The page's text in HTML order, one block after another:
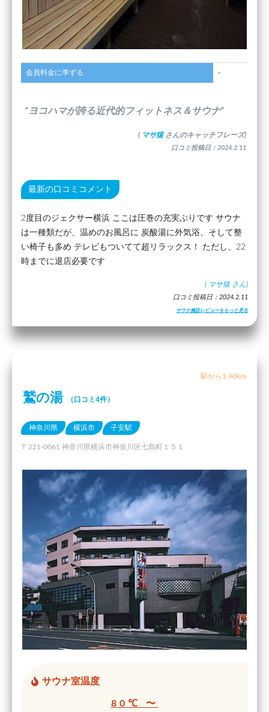
会員料金に準ずる -
”ヨコハマが誇る近代的フィットネス＆サウナ”
( マサ猿 さんのキャッチフレーズ)
口コミ投稿日：2024.2.11
最新の口コミコメント
2度目のジェクサー横浜 ここは圧巻の充実ぶりです サウナ
は一種類だが、温めのお風呂に 炭酸湯に外気浴、そして整
い椅子も多め テレビもついてて超リラックス！ ただし、22
時までに退店必要です
( マサ猿 さん)
口コミ投稿日：2024.2.11
サウナ施設レビューをもっと見る
駅から1.40km
鷲の湯 （口コミ4件）
神奈川県 横浜市 子安駅
〒221-0061 神奈川県横浜市神奈川区七島町１５１
サウナ室温度
80℃ 〜